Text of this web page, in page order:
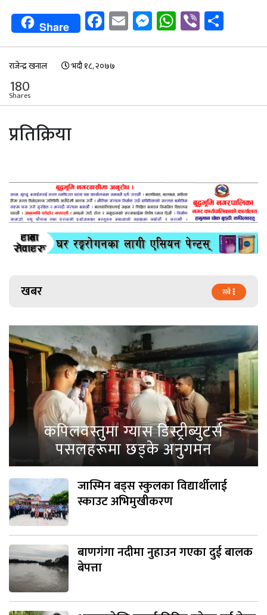
Share Facebook
EmailMessenger
WhatsApp
Viber
राजेन्द्र खनाल भदौ १८, २०७७
180
Shares
प्रतिक्रिया
खबर सबै
कपिलवस्तुमा ग्यास डिस्ट्रीब्युटर्स
पसलहरूमा छड्के अनुगमन
जास्मिन बड्स स्कुलका विद्यार्थीलाई
स्काउट अभिमुखीकरण
बाणगंगा नदीमा नुहाउन गएका दुई बालक
बेपत्ता